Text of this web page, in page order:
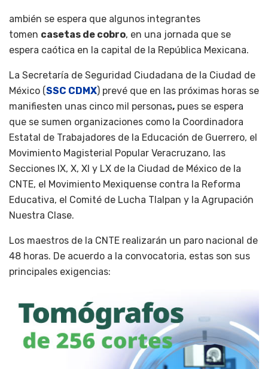
ambién se espera que algunos integrantes
tomen casetas de cobro, en una jornada que se
espera caótica en la capital de la República Mexicana.
La Secretaría de Seguridad Ciudadana de la Ciudad de
México (SSC CDMX) prevé que en las próximas horas se
manifiesten unas cinco mil personas, pues se espera
que se sumen organizaciones como la Coordinadora
Estatal de Trabajadores de la Educación de Guerrero, el
Movimiento Magisterial Popular Veracruzano, las
Secciones IX, X, XI y LX de la Ciudad de México de la
CNTE, el Movimiento Mexiquense contra la Reforma
Educativa, el Comité de Lucha Tlalpan y la Agrupación
Nuestra Clase.
Los maestros de la CNTE realizarán un paro nacional de
48 horas. De acuerdo a la convocatoria, estas son sus
principales exigencias: